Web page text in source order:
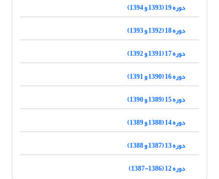
دوره 19 (1393 و 1394)
دوره 18 (1392 و 1393)
دوره 17 (1391 و 1392)
دوره 16 (1390 و 1391)
دوره 15 (1389 و 1390)
دوره 14 (1388 و 1389)
دوره 13 (1387 و 1388)
دوره 12 (1386-1387)